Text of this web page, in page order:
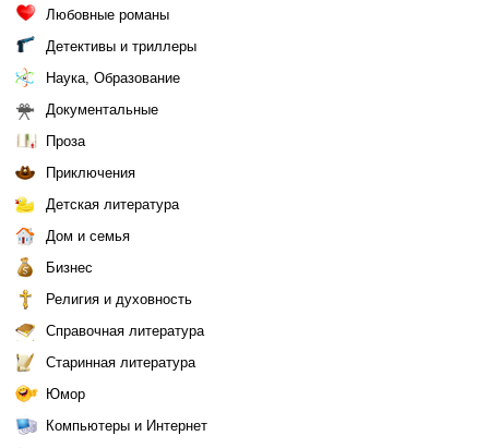
Любовные романы
Детективы и триллеры
Наука, Образование
Документальные
Проза
Приключения
Детская литература
Дом и семья
Бизнес
Религия и духовность
Справочная литература
Старинная литература
Юмор
Компьютеры и Интернет